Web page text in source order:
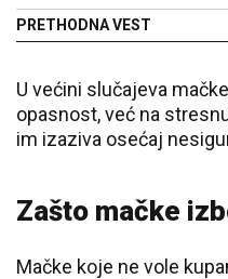
PRETHODNA VEST
U većini slučajeva
opasnost, već na
im izaziva osećaj
Zašto mačke
Mačke koje ne vole